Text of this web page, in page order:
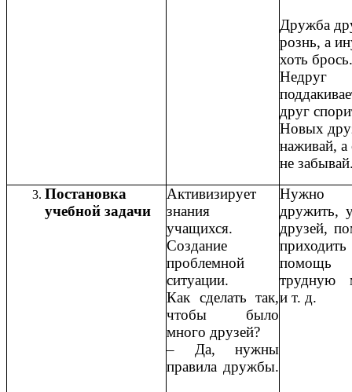
Дружба
рознь, а
хоть
Недруг
друг
Новых
наживай, а
не
Постановка
учебной задачи
Активизирует
знания
учащихся.
Создание
проблемной
ситуации.
Как сделать так,
чтобы было
много друзей?
‒ Да, нужны
правила дружбы.
Нужно
дружить,
друзей,
трудную
и т. д.